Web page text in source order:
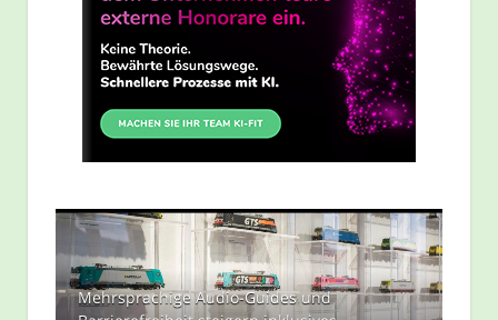
Mehrsprachige Audio-Guides und